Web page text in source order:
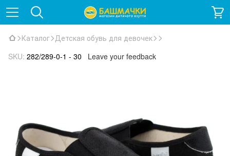
Каталог Детская обувь для девочек
SKU: 282/289-0-1 - 30 Leave your feedback